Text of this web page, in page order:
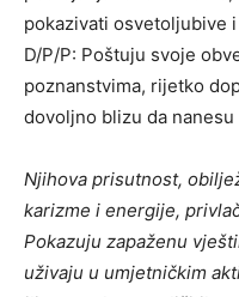
pokazivati ​​osvetoljubive
D/P/P: Poštuju svoje
poznanstvima, rijetko
dovoljno blizu da nanesu
Njihova prisutnost,
karizme i energije,
Pokazuju zapaženu
uživaju u umjetničkim